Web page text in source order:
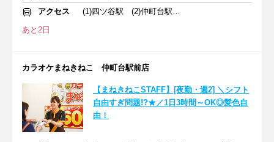
アクセス
(1)四ツ谷駅 (2)仲町台駅 (3)桜木町駅
あと2日
カラオケまねきねこ 仲町台駅前店
【まねきねこSTAFF】[夜勤・週2] ＼シフト
自由すぎ問題!?★／1日3時間～OK◎髪色自
由！